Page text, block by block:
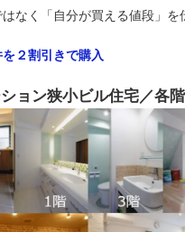
なく「自分が買える値段」を
２割引きで購入
ョン狭小ビル住宅／各